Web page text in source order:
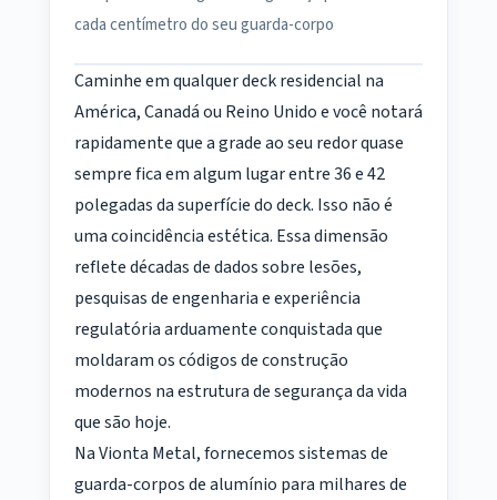
cada centímetro do seu guarda-corpo
Caminhe em qualquer deck residencial na
América, Canadá ou Reino Unido e você notará
rapidamente que a grade ao seu redor quase
sempre fica em algum lugar entre 36 e 42
polegadas da superfície do deck. Isso não é
uma coincidência estética. Essa dimensão
reflete décadas de dados sobre lesões,
pesquisas de engenharia e experiência
regulatória arduamente conquistada que
moldaram os códigos de construção
modernos na estrutura de segurança da vida
que são hoje.
Na Vionta Metal, fornecemos sistemas de
guarda-corpos de alumínio para milhares de